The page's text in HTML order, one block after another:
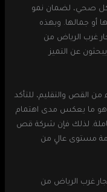
صحي، لضمان نمو
أو جمالها. وبهذه
غرب الرياض من
عن التميز
من القص والتقليم، للتأكد
ما يعكس مدى اهتمام
لذلك فإن شركة قص
مستوى عالٍ من
غرب الرياض من